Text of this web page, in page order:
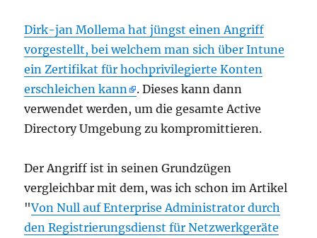
Dirk-jan Mollema hat jüngst einen Angriff
vorgestellt, bei welchem man sich über Intune
ein Zertifikat für hochprivilegierte Konten
erschleichen kann
. Dieses kann dann
verwendet werden, um die gesamte Active
Directory Umgebung zu kompromittieren.
Der Angriff ist in seinen Grundzügen
vergleichbar mit dem, was ich schon im Artikel
"Von Null auf Enterprise Administrator durch
den Registrierungsdienst für Netzwerkgeräte